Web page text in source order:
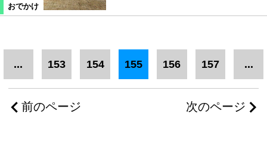
おでかけ
前のページ
... 153 154 155 156 157 ...
次のページ